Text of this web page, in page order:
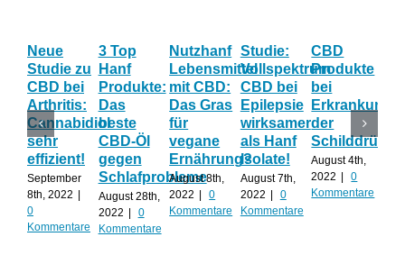
Neue
Studie zu
CBD bei
Arthritis:
Cannabidiol
sehr
effizient!
September
8th, 2022 |
0
Kommentare
3 Top
Hanf
Produkte:
Das
beste
CBD-Öl
gegen
Schlafprobleme
August 28th,
2022 |
0
Kommentare
Nutzhanf
Lebensmittel
mit CBD:
Das Gras
für
vegane
Ernährung?
August 8th,
2022 |
0
Kommentare
Studie:
Vollspektrum
CBD bei
Epilepsie
wirksamer
als Hanf
Isolate!
August 7th,
2022 |
0
Kommentare
CBD
Produkte
bei
der
Schilddrüse
August 4th,
2022 |
0
Kommentare